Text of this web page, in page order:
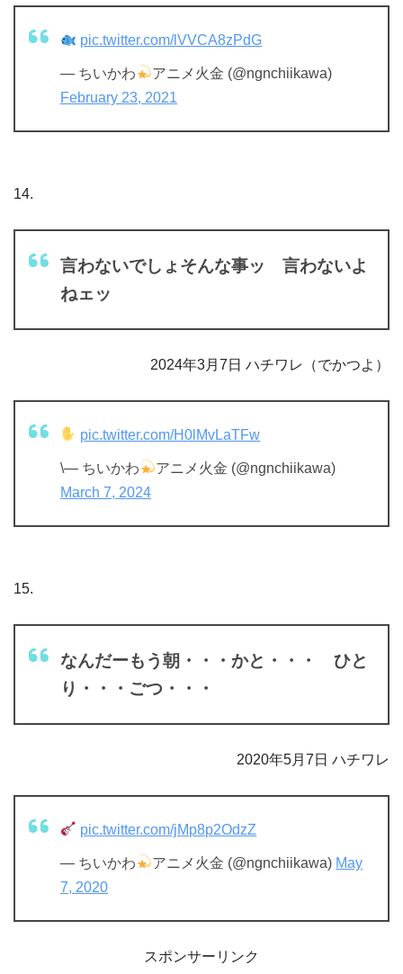
pic.twitter.com/lVVCA8zPdG
— ちいかわ
アニメ火金 (@ngnchiikawa)
February 23, 2021
14.
言わないでしょそんな事ッ 言わないよ
ねェッ
2024年3月7日 ハチワレ（でかつよ）
pic.twitter.com/H0lMvLaTFw
\— ちいかわ
アニメ火金 (@ngnchiikawa)
March 7, 2024
15.
なんだーもう朝・・・かと・・・ ひと
り・・・ごつ・・・
2020年5月7日 ハチワレ
pic.twitter.com/jMp8p2OdzZ
— ちいかわ アニメ火金 (@ngnchiikawa) May
7, 2020
スポンサーリンク